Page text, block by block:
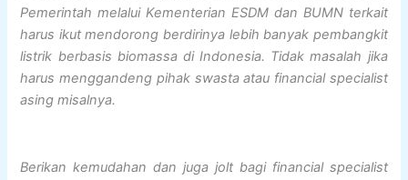
Pemerintah melalui Kementerian ESDM dan BUMN terkait
harus ikut mendorong berdirinya lebih banyak pembangkit
listrik berbasis biomassa di Indonesia. Tidak masalah jika
harus menggandeng pihak swasta atau financial specialist
asing misalnya.
Berikan kemudahan dan juga jolt bagi financial specialist